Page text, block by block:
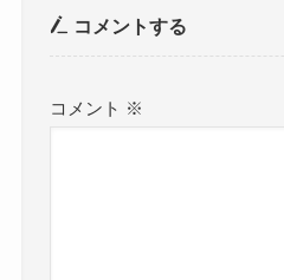
コメントする
コメント ※